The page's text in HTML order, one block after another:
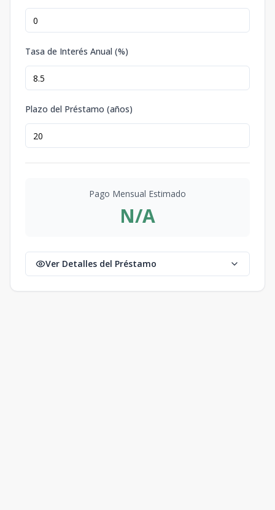
Tasa de Interés Anual (%)
Plazo del Préstamo (años)
Pago Mensual Estimado
N/A
Ver Detalles del Préstamo